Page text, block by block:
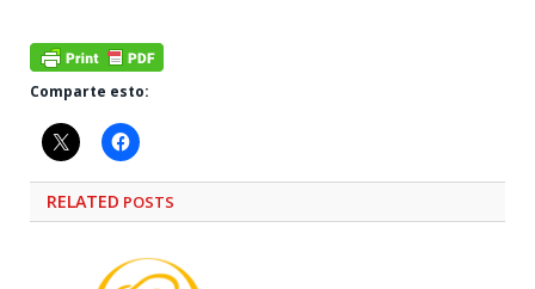
Comparte esto:
RELATED POSTS